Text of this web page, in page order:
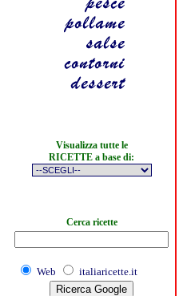
Visualizza tutte le
RICETTE a base di:
Cerca ricette
Web italiaricette.it